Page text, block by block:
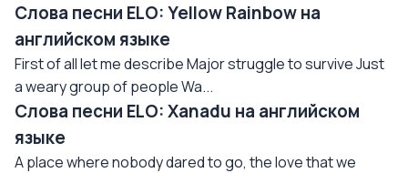
Слова песни ELO: Yellow Rainbow на
английском языке
First of all let me describe Major struggle to survive Just
a weary group of people Wa...
Слова песни ELO: Xanadu на английском
языке
A place where nobody dared to go, the love that we